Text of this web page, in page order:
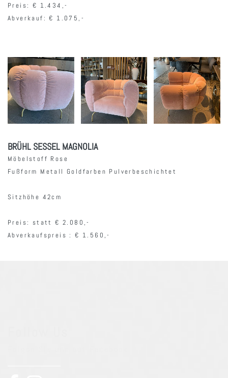
Preis: € 1.434,-
Abverkauf: € 1.075,-
BRÜHL SESSEL MAGNOLIA
Möbelstoff Rose
Fußform Metall Goldfarben Pulverbeschichtet
Sitzhöhe 42cm
Preis: statt € 2.080,-
Abverkaufspreis : € 1.560,-